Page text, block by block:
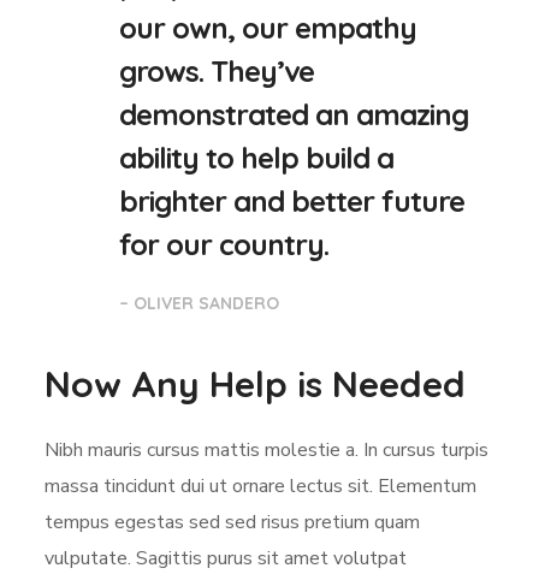
our own, our empathy
grows. They’ve
demonstrated an amazing
ability to help build a
brighter and better future
for our country.
– OLIVER SANDERO
Now Any Help is Needed
Nibh mauris cursus mattis molestie a. In cursus turpis
massa tincidunt dui ut ornare lectus sit. Elementum
tempus egestas sed sed risus pretium quam
vulputate. Sagittis purus sit amet volutpat